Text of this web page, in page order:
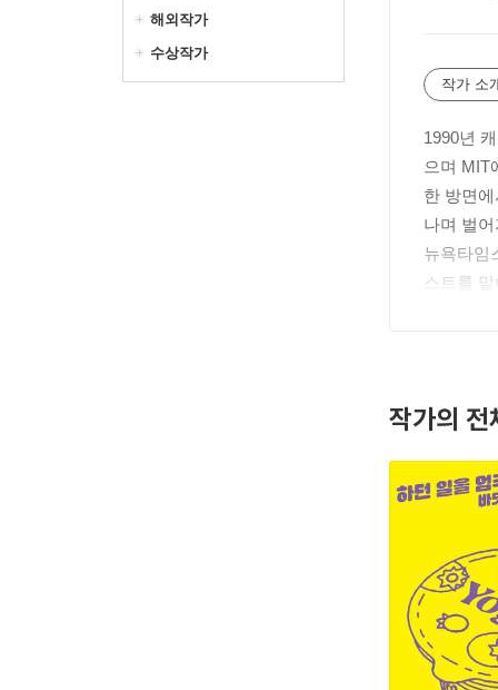
해외작가
수상작가
작가 소
1990년
으며 MIT
한 방면
나며 벌
뉴욕타임
스트를
웃 이후
작가의 전